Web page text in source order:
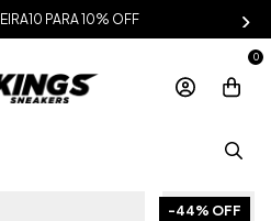
PARA 10% OFF
0
-44% OFF